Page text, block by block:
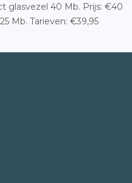
glasvezel 40 Mb. Prijs: €40
Mb. Tarieven: €39,95